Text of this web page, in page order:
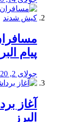
پیام
جولای 2, 2020
آغاز
البرز